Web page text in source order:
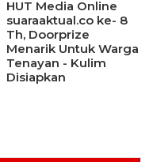
HUT Media Online
suaraaktual.co ke- 8
Th, Doorprize
Menarik Untuk Warga
Tenayan - Kulim
Disiapkan